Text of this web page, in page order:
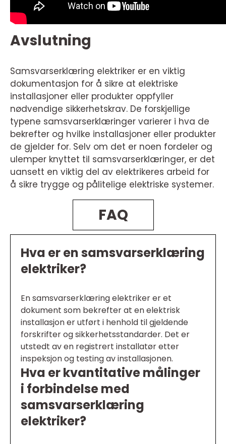
Avslutning
Samsvarserklæring elektriker er en viktig
dokumentasjon for å sikre at elektriske
installasjoner eller produkter oppfyller
nødvendige sikkerhetskrav. De forskjellige
typene samsvarserklæringer varierer i hva de
bekrefter og hvilke installasjoner eller produkter
de gjelder for. Selv om det er noen fordeler og
ulemper knyttet til samsvarserklæringer, er det
uansett en viktig del av elektrikeres arbeid for
å sikre trygge og pålitelige elektriske systemer.
FAQ
Hva er en samsvarserklæring
elektriker?
En samsvarserklæring elektriker er et
dokument som bekrefter at en elektrisk
installasjon er utført i henhold til gjeldende
forskrifter og sikkerhetsstandarder. Det er
utstedt av en registrert installatør etter
inspeksjon og testing av installasjonen.
Hva er kvantitative målinger
i forbindelse med
samsvarserklæring
elektriker?